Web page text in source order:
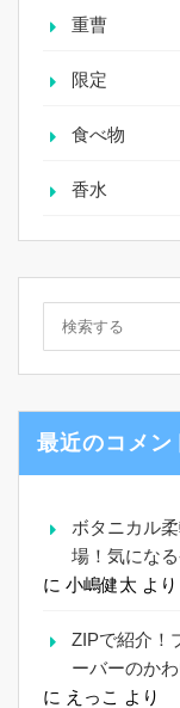
重曹
限定
食べ物
香水
最近のコメン
ボタニカル
場！気にな
に 小嶋健太 より
ZIPで紹介！
ーバーのか
に えっこ より